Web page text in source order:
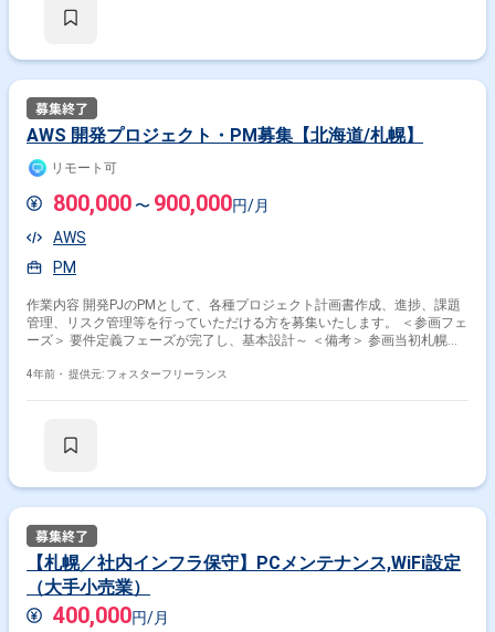
AWS 開発プロジェクト・PM募集【北海道/札幌】
リモート可
800,000 〜 900,000円/月
AWS
PM
作業内容 開発PJのPMとして、各種プロジェクト計画書作成、進捗、課題
管理、リスク管理等を行っていただける方を募集いたします。 ＜参画フェ
ーズ＞ 要件定義フェーズが完了し、基本設計～ ＜備考＞ 参画当初札幌で1
4年前・ 提供元: フォスターフリーランス
【札幌／社内インフラ保守】PCメンテナンス,WiFi設定
（大手小売業）
400,000円/月